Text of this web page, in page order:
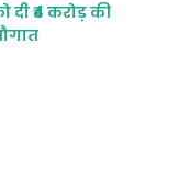
दी ₹4 करोड़ की